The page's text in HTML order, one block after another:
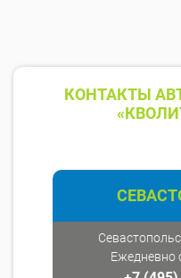
КОНТАКТЫ
Ежедневно